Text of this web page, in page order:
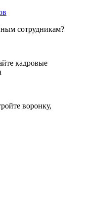
сотрудникам?
кадровые
воронку,